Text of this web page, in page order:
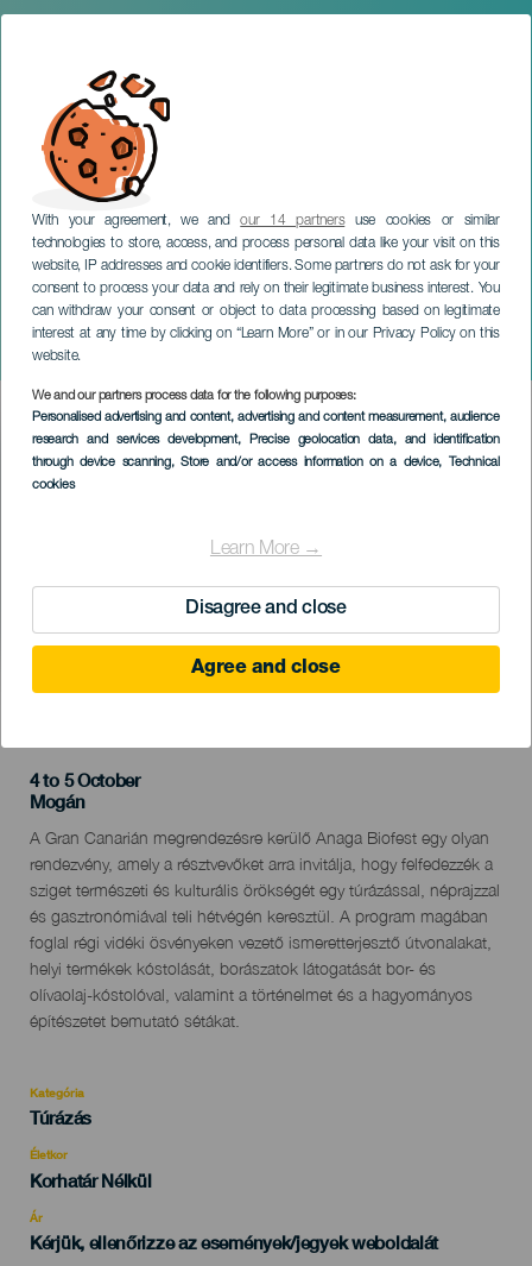
With your agreement, we andour 14 partnersuse cookies or similar
technologies to store, access, and process personal data like your visit on this
website, IP addresses and cookie identifiers. Some partners do not ask for your
consent to process your data and rely on their legitimate business interest. You
can withdraw your consent or object to data processing based on legitimate
interest at any time by clicking on “Learn More” or in our Privacy Policy on this
website.
We and our partners process data for the following purposes:
Personalised advertising and content, advertising and content measurement, audience
research and services development, Precise geolocation data, and identification
through device scanning, Store and/or access information on a device, Technical
cookies
Learn More →
Disagree and close
Agree and close
Biofest en Gran Canaria
GRAN CANARIA
Imagen
Listado
4 to 5 October
Localidad
Mogán
Descripción
del
evento
A Gran Canarián megrendezésre kerülő Anaga Biofest egy olyan
rendezvény, amely a résztvevőket arra invitálja, hogy felfedezzék a
sziget természeti és kulturális örökségét egy túrázással, néprajzzal
és gasztronómiával teli hétvégén keresztül. A program magában
foglal régi vidéki ösvényeken vezető ismeretterjesztő útvonalakat,
helyi termékek kóstolását, borászatok látogatását bor- és
olívaolaj-kóstolóval, valamint a történelmet és a hagyományos
építészetet bemutató sétákat.
Kategória
Categoría
evento
Túrázás
Életkor
Edad
Korhatár Nélkül
Ár
Kérjük, ellenőrizze az események/jegyek weboldalát